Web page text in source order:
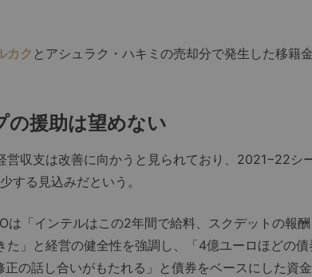
カク とアシュラク・ハキミの売却分で発生した移籍
の援助は望めない
収支は改善に向かうと見られており、2021−22シ
する見込みだという。
は「インテルはこの2年間で給料、スクデットの報
た」と経営の健全性を強調し、「4億ユーロほどの債
正の話し合いがもたれる」と債券をベースにした資